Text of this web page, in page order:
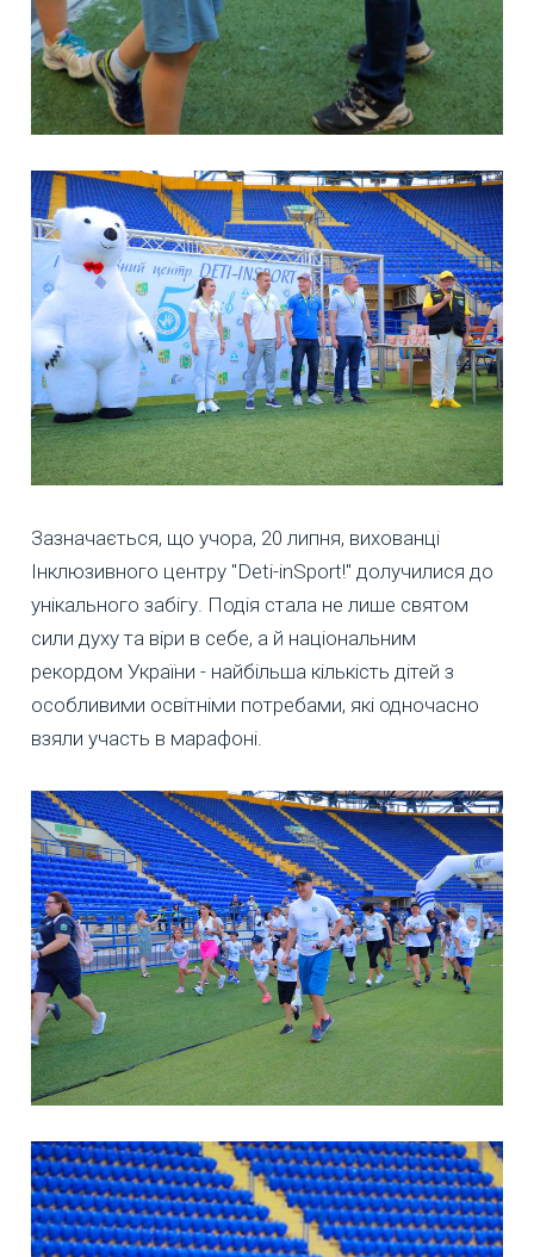
Зазначається, що учора, 20 липня, вихованці
Інклюзивного центру "Deti-inSport!" долучилися до
унікального забігу. Подія стала не лише святом
сили духу та віри в себе, а й національним
рекордом України - найбільша кількість дітей з
особливими освітніми потребами, які одночасно
взяли участь в марафоні.